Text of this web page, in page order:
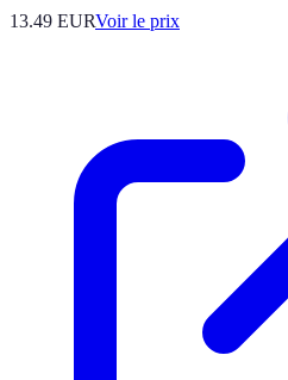
13.49 EURVoir le prix